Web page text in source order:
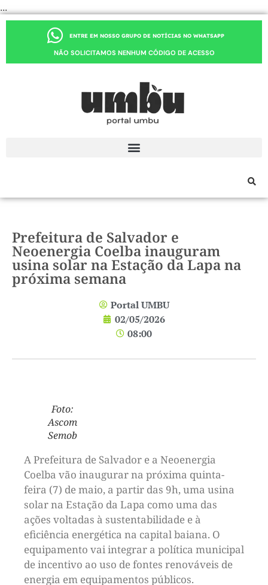
...
ENTRE EM NOSSO GRUPO DE NOTÍCIAS NO WHATSAPP
NÃO SOLICITAMOS NENHUM CÓDIGO DE ACESSO
Prefeitura de Salvador e
Neoenergia Coelba inauguram
usina solar na Estação da Lapa na
próxima semana
Portal UMBU
02/05/2026
08:00
Foto:
Ascom
Semob
A Prefeitura de Salvador e a Neoenergia
Coelba vão inaugurar na próxima quinta-
feira (7) de maio, a partir das 9h, uma usina
solar na Estação da Lapa como uma das
ações voltadas à sustentabilidade e à
eficiência energética na capital baiana. O
equipamento vai integrar a política municipal
de incentivo ao uso de fontes renováveis de
energia em equipamentos públicos.